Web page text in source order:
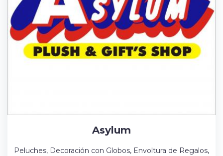
Asylum
Peluches, Decoración con Globos, Envoltura de Regalos,